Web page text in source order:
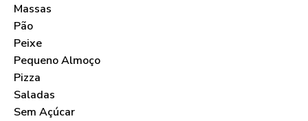
Massas
Pão
Peixe
Pequeno Almoço
Pizza
Saladas
Sem Açúcar